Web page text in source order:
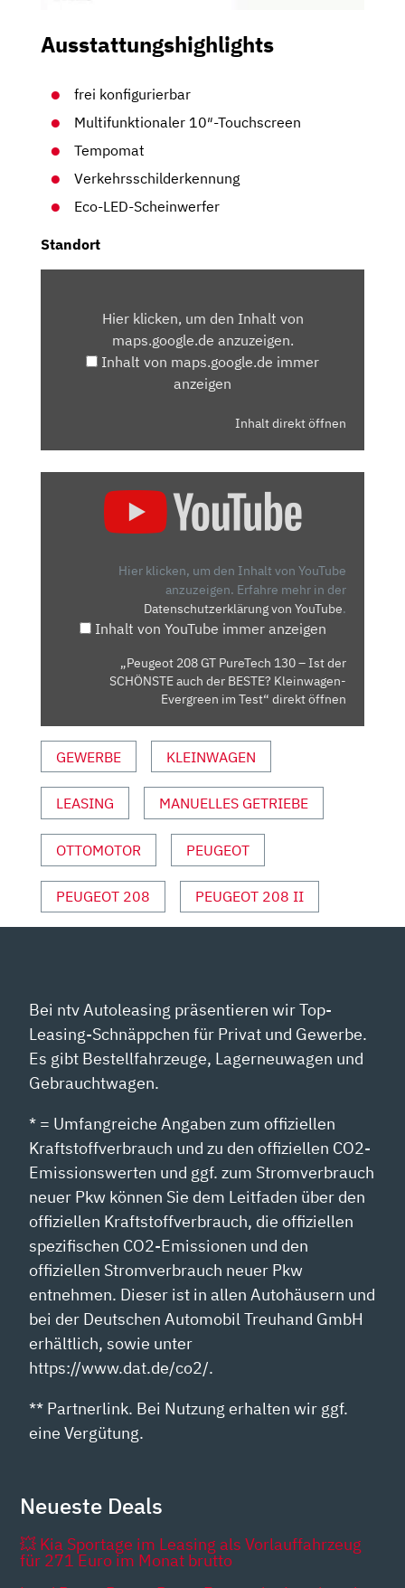
Ausstattungshighlights
frei konfigurierbar
Multifunktionaler 10″-Touchscreen
Tempomat
Verkehrsschilderkennung
Eco-LED-Scheinwerfer
Standort
MAPS.GOOGLE.DEHier klicken, um den Inhalt von
maps.google.de anzuzeigen.
Inhalt von maps.google.de immer
anzeigen
Inhalt direkt öffnen
KLEINWAGEN-
EVERGREEN
IM
TEST“
YOUTUBE
ANZEIGEN
Hier klicken, um den Inhalt von YouTube
anzuzeigen. Erfahre mehr in der
Datenschutzerklärung von YouTube.
Inhalt von YouTube immer anzeigen
„Peugeot 208 GT PureTech 130 – Ist der
SCHÖNSTE auch der BESTE? Kleinwagen-
Evergreen im Test“ direkt öffnen
GEWERBE KLEINWAGEN
LEASING MANUELLES GETRIEBE
OTTOMOTOR PEUGEOT
PEUGEOT 208 PEUGEOT 208 II
Bei ntv Autoleasing präsentieren wir Top-
Leasing-Schnäppchen für Privat und Gewerbe.
Es gibt Bestellfahrzeuge, Lagerneuwagen und
Gebrauchtwagen.
* = Umfangreiche Angaben zum offiziellen
Kraftstoffverbrauch und zu den offiziellen CO2-
Emissionswerten und ggf. zum Stromverbrauch
neuer Pkw können Sie dem Leitfaden über den
offiziellen Kraftstoffverbrauch, die offiziellen
spezifischen CO2-Emissionen und den
offiziellen Stromverbrauch neuer Pkw
entnehmen. Dieser ist in allen Autohäusern und
bei der Deutschen Automobil Treuhand GmbH
erhältlich, sowie unter
https://www.dat.de/co2/.
** Partnerlink. Bei Nutzung erhalten wir ggf.
eine Vergütung.
Neueste Deals
💥 Kia Sportage im Leasing als Vorlauffahrzeug
für 271 Euro im Monat brutto